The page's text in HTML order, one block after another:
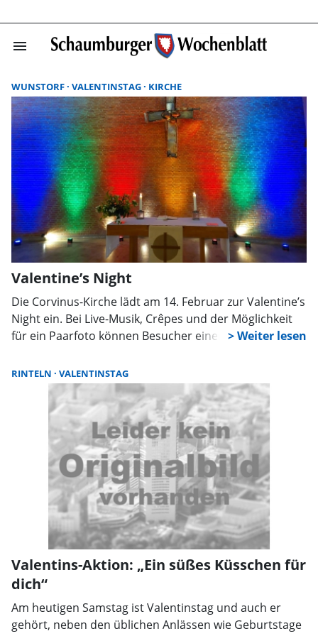
menu
WUNSTORF VALENTINSTAG KIRCHE
Valentine’s Night
Die Corvinus-Kirche lädt am 14. Februar zur Valentine’s
Night ein. Bei Live-Musik, Crêpes und der Möglichkeit
für ein Paarfoto können Besucher einen Abend voller
Segen angeboten.
RINTELN VALENTINSTAG
Valentins-Aktion: „Ein süßes Küsschen für
dich“
Am heutigen Samstag ist Valentinstag und auch er
gehört, neben den üblichen Anlässen wie Geburtstage